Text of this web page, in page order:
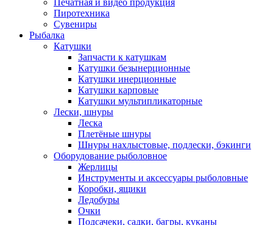
Печатная и видео продукция
Пиротехника
Сувениры
Рыбалка
Катушки
Запчасти к катушкам
Катушки безынерционные
Катушки инерционные
Катушки карповые
Катушки мультипликаторные
Лески, шнуры
Леска
Плетёные шнуры
Шнуры нахлыстовые, подлески, бэкинги
Оборудование рыболовное
Жерлицы
Инструменты и аксессуары рыболовные
Коробки, ящики
Ледобуры
Очки
Подсачеки, садки, багры, куканы